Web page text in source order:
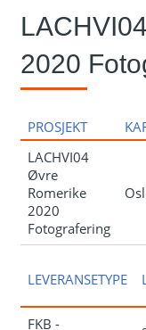
2020
PROSJEKT
LACHVI04
Øvre
Romerike
2020
Fotografering
LEVERANSETYPE
FKB -